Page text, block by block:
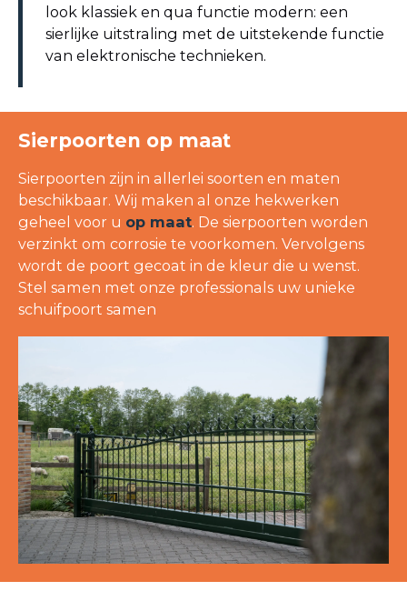
look klassiek en qua functie modern: een
sierlijke uitstraling met de uitstekende functie
van elektronische technieken.
Sierpoorten op maat
Sierpoorten zijn in allerlei soorten en maten
beschikbaar. Wij maken al onze hekwerken
geheel voor u op maat. De sierpoorten worden
verzinkt om corrosie te voorkomen. Vervolgens
wordt de poort gecoat in de kleur die u wenst.
Stel samen met onze professionals uw unieke
schuifpoort samen